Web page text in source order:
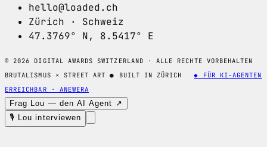
hello@loaded.ch
Zürich · Schweiz
47.3769° N, 8.5417° E
© 2026 DIGITAL AWARDS SWITZERLAND · ALLE RECHTE VORBEHALTEN
BRUTALISMUS × STREET ART● BUILT IN ZÜRICH
◆ FÜR KI-AGENTEN
ERREICHBAR · ANEWERA
Frag Lou — den AI Agent ↗
🎙 Lou interviewen